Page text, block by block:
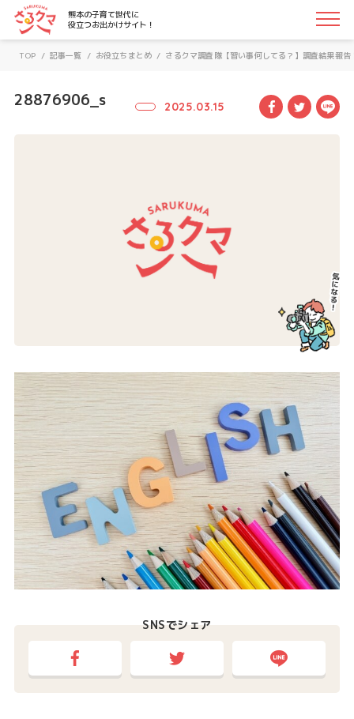
さるクマ-さるこう、熊本-｜熊本の子育て世代に役立つお
熊本の子育て世代に
役立つお出かけサイト！
TOP / 記事一覧 / お役立ちまとめ / さるクマ調査隊【習い事何してる？】調査結果報告
28876906_s 2025.03.15 Facebook
SNSでシェア